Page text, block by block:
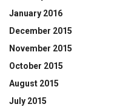
January 2016
December 2015
November 2015
October 2015
August 2015
July 2015